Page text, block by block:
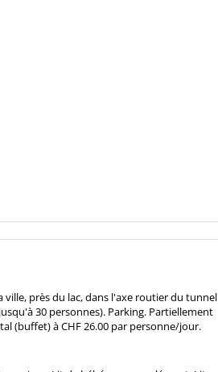
près du lac, dans l'axe routier du tunnel
30 personnes). Parking. Partiellement
(buffet) à CHF 26.00 par personne/jour.